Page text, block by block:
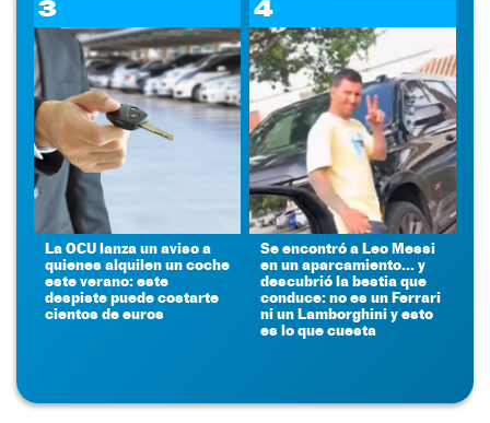
3
La OCU lanza un aviso a
quienes alquilen un coche
este verano: este
despiste puede costarte
cientos de euros
4
Se encontró a Leo Messi
en un aparcamiento... y
descubrió la bestia que
conduce: no es un Ferrari
ni un Lamborghini y esto
es lo que cuesta